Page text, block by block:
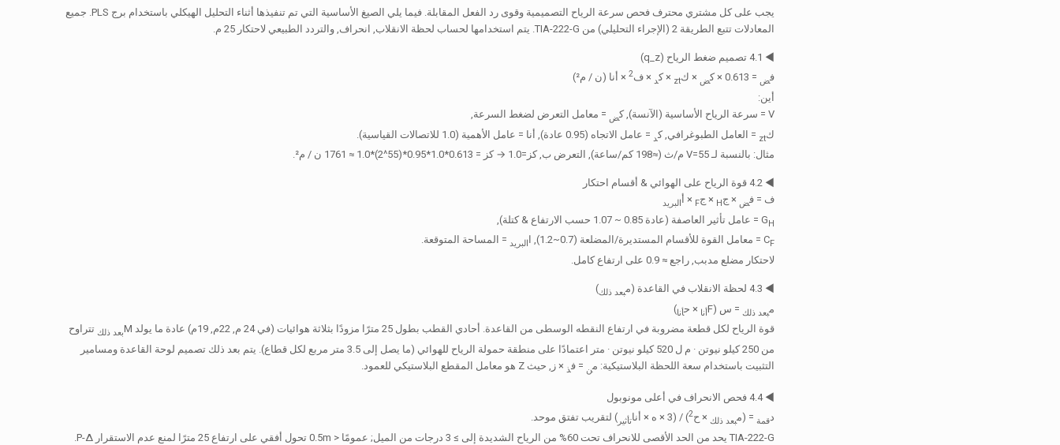
يجب على كل مشتري محترف فحص سرعة الرياح التصميمية وقوى رد الفعل المقابلة. فيما يلي الصيغ الأساسية التي تم تنفيذها أثناء التحليل الهيكلي باستخدام برج PLS. جميع
المعادلات تتبع الطريقة 2 (الإجراء التحليلي) من TIA-222-G. يتم استخدامها لحساب لحظة الانقلاب, انحراف, والتردد الطبيعي لاحتكار 25 م.
◀ 4.1 تصميم ضغط الرياح (q_z)
فض = 0.613 × ك ض × كzt × كد × ف2× أنا (ن / م²)
أين:
V = سرعة الرياح الأساسية (الآنسة), ك
ض = معامل التعرض لضغط السرعة,
كzt = العامل الطبوغرافي, كد = عامل الاتجاه (0.95 عادة), أنا = عامل الأهمية (1.0 للاتصالات القياسية).
مثال: بالنسبة لـ V=55 م/ث (≈198 كم/ساعة), التعرض ب, كز=1.0 → كز = 0.613*1.0*0.95*(55^2)*1.0 ≈ 1761 ن / م².
◀ 4.2 قوة الرياح على الهوائي & أقسام احتكار
ف = فض × جH × جF × أالبريد
GH
= عامل تأثير العاصفة (عادة 0.85 ~ 1.07 حسب الارتفاع & كتلة),
CF = معامل القوة للأقسام المستديرة/المضلعة (0.7~1.2), ا البريد = المساحة المتوقعة.
لاحتكار مضلع مدبب, راجع ≈ 0.9 على ارتفاع كامل.
◀ 4.3 لحظة الانقلاب في القاعدة (م بعد ذلك)
مبعد ذلك = س (F أنا × حأنا)
قوة الرياح لكل قطعة مضروبة في ارتفاع النقطه الوسطى من القاعدة. أحادي القطب بطول 25 مترًا مزودًا بثلاثة هوائيات (في 24 م, 22م, 19م) عادة ما يولد M
بعد ذلك تتراوح
من 250 كيلو نيوتن · م ل 520 كيلو نيوتن · متر اعتمادًا على منطقة حمولة الرياح للهوائي (ما يصل إلى 3.5 متر مربع لكل قطاع). يتم بعد ذلك تصميم لوحة القاعدة ومسامير
التثبيت باستخدام سعة اللحظة البلاستيكية: من = فذ × ز, حيث Z هو معامل المقطع البلاستيكي للعمود.
◀ 4.4 فحص الانحراف في أعلى مونوبول
دقمة = (مبعد ذلك × ح2) / (3 × ه × أنا تأثير ) لتقريب تفتق موحد.
TIA-222-G يحد من الحد الأقصى للانحراف تحت 60% من الرياح الشديدة إلى ≥ 3 درجات من الميل; عمومًا < 0.5m تحول أفقي على ارتفاع 25 مترًا لمنع عدم الاستقرار P-Δ.